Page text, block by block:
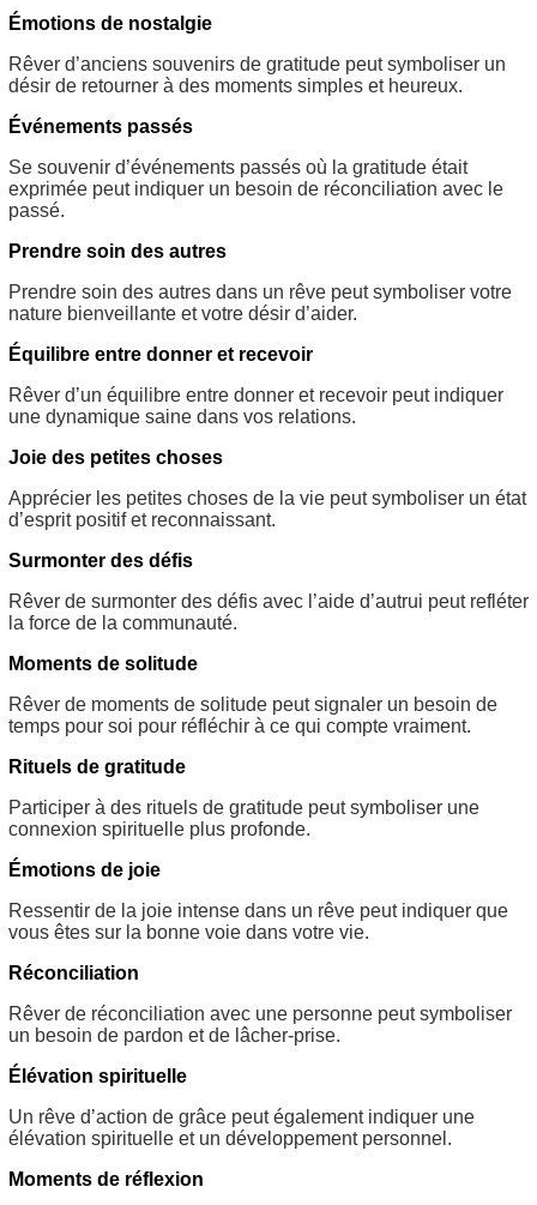
Émotions de nostalgie
Rêver d’anciens souvenirs de gratitude peut symboliser un
désir de retourner à des moments simples et heureux.
Événements passés
Se souvenir d’événements passés où la gratitude était
exprimée peut indiquer un besoin de réconciliation avec le
passé.
Prendre soin des autres
Prendre soin des autres dans un rêve peut symboliser votre
nature bienveillante et votre désir d’aider.
Équilibre entre donner et recevoir
Rêver d’un équilibre entre donner et recevoir peut indiquer
une dynamique saine dans vos relations.
Joie des petites choses
Apprécier les petites choses de la vie peut symboliser un état
d’esprit positif et reconnaissant.
Surmonter des défis
Rêver de surmonter des défis avec l’aide d’autrui peut refléter
la force de la communauté.
Moments de solitude
Rêver de moments de solitude peut signaler un besoin de
temps pour soi pour réfléchir à ce qui compte vraiment.
Rituels de gratitude
Participer à des rituels de gratitude peut symboliser une
connexion spirituelle plus profonde.
Émotions de joie
Ressentir de la joie intense dans un rêve peut indiquer que
vous êtes sur la bonne voie dans votre vie.
Réconciliation
Rêver de réconciliation avec une personne peut symboliser
un besoin de pardon et de lâcher-prise.
Élévation spirituelle
Un rêve d’action de grâce peut également indiquer une
élévation spirituelle et un développement personnel.
Moments de réflexion